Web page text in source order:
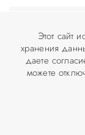
© Разработка
Этот сайт
хранения
даете
можете